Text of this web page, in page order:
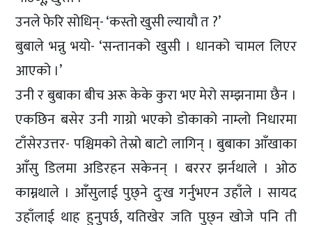
उनले फेरि सोधिन्- ‘कस्तो खुसी ल्यायौ त ?’
बुबाले भन्नु भयो- ‘सन्तानको खुसी । धानको चामल लिएर
आएको ।’
उनी र बुबाका बीच अरू केके कुरा भए मेरो सम्झनामा छैन ।
एकछिन बसेर उनी गाग्रो भएको डोकाको नाम्लो निधारमा
टाँसेरउत्तर- पश्चिमको तेस्रो बाटो लागिन् । बुबाका आँखाका
आँसु डिलमा अडिरहन सकेनन् । बररर झर्नथाले । ओठ
काम्नथाले । आँसुलाई पुछ्ने दुःख गर्नुभएन उहाँले । सायद
उहाँलाई थाह हुनुपर्छ, यतिखेर जति पुछ्न खोजे पनि ती